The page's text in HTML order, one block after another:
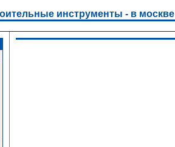
инструменты - в москве